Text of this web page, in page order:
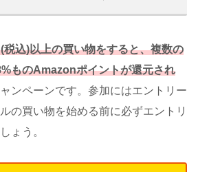
込)以上の買い物をすると、複数の
ものAmazonポイントが還元され
ンペーンです。参加にはエントリー
の買い物を始める前に必ずエントリ
ょう。